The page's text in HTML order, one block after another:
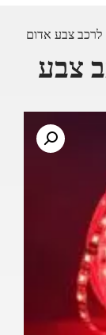
צבע אדום
צבע